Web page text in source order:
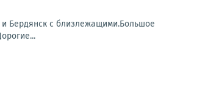
и Бердянск с близлежащими.Большое